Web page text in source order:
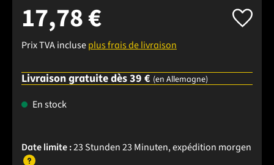
17,78 €
Prix TVA incluseplus frais de livraison
Livraison gratuite dès 39 € (en Allemagne)
En stock
Date limite :23 Stunden 23 Minuten, expédition morgen